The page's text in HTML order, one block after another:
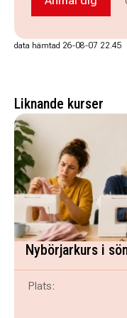
Anmäl dig
data hämtad 26-08-07 22.45
Liknande kurser
Nybörjarkurs i
Plats: